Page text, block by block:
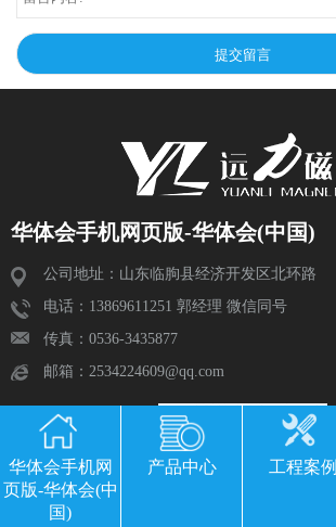
华体会手机网页版-华体会(中国)
公司地址：山东临朐县经济开发区北环路
电话：13869611251 郭经理 微信同号
传真：0536-3435877
邮箱：2534224609@qq.com
华体会手机网
页版-华体会(中
国)
产品中心 工程案例